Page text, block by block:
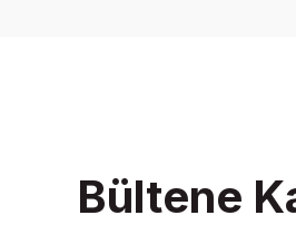
Bültene